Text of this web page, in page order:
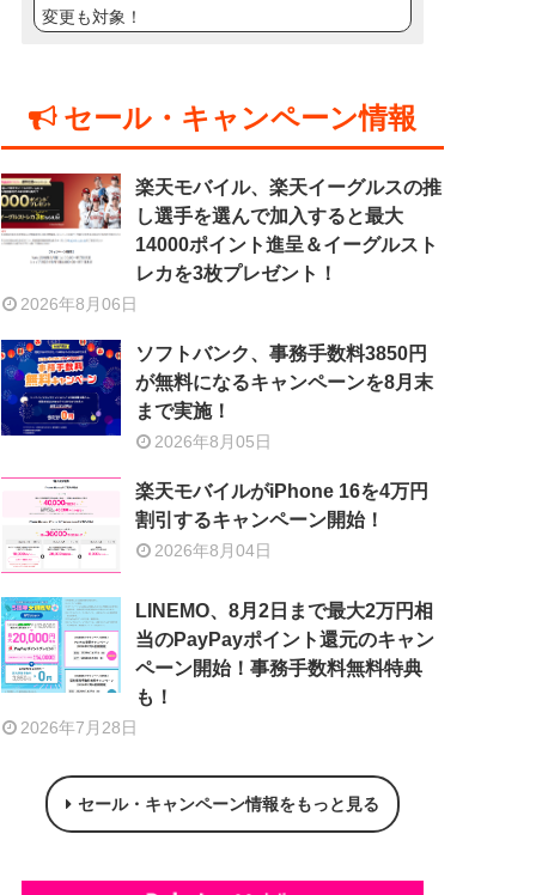
変更も対象！
セール・キャンペーン情報
楽天モバイル、楽天イーグルスの推
し選手を選んで加入すると最大
14000ポイント進呈＆イーグルスト
レカを3枚プレゼント！
2026年8月06日
ソフトバンク、事務手数料3850円
が無料になるキャンペーンを8月末
まで実施！
2026年8月05日
楽天モバイルがiPhone 16を4万円
割引するキャンペーン開始！
2026年8月04日
LINEMO、8月2日まで最大2万円相
当のPayPayポイント還元のキャン
ペーン開始！事務手数料無料特典
も！
2026年7月28日
セール・キャンペーン情報をもっと見る